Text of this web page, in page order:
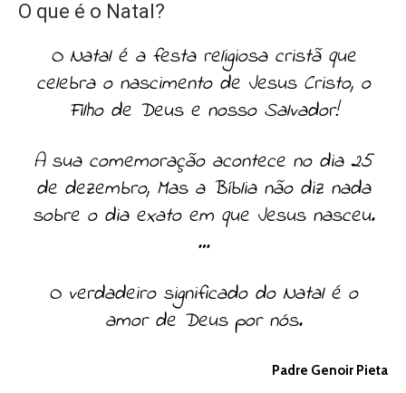
O que é o Natal?
O Natal é a festa religiosa cristã que
celebra o nascimento de Jesus Cristo, o
Filho de Deus e nosso Salvador!
A sua comemoração acontece no dia 25
de dezembro, Mas a Bíblia não diz nada
sobre o dia exato em que Jesus nasceu.
…
O verdadeiro significado do Natal é o
amor de Deus por nós.
Padre Genoir Pieta